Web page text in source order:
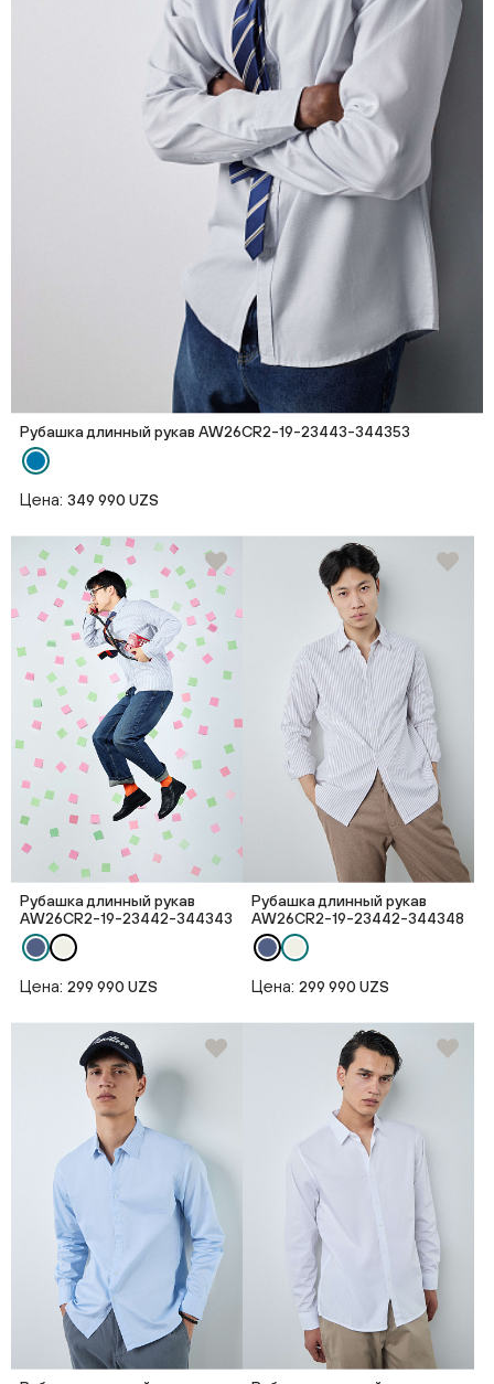
Рубашка длинный рукав AW26CR2-19-23443-344353
Цена: 349 990 UZS
Рубашка длинный рукав
AW26CR2-19-23442-344343
Цена: 299 990 UZS
Рубашка длинный рукав
AW26CR2-19-23442-344348
Цена: 299 990 UZS